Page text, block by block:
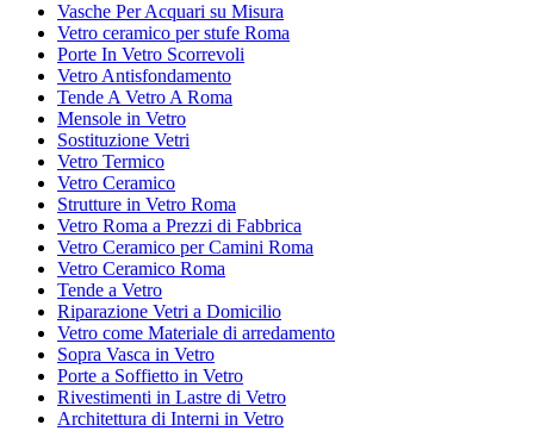
Vasche Per Acquari su Misura
Vetro ceramico per stufe Roma
Porte In Vetro Scorrevoli
Vetro Antisfondamento
Tende A Vetro A Roma
Mensole in Vetro
Sostituzione Vetri
Vetro Termico
Vetro Ceramico
Strutture in Vetro Roma
Vetro Roma a Prezzi di Fabbrica
Vetro Ceramico per Camini Roma
Vetro Ceramico Roma
Tende a Vetro
Riparazione Vetri a Domicilio
Vetro come Materiale di arredamento
Sopra Vasca in Vetro
Porte a Soffietto in Vetro
Rivestimenti in Lastre di Vetro
Architettura di Interni in Vetro